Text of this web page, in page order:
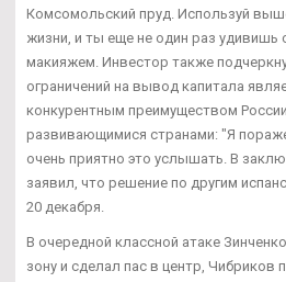
Комсомольский пруд. Используй
жизни, и ты еще не один раз удивишь
макияжем. Инвестор также
ограничений на вывод капитала
конкурентным преимуществом
развивающимися странами: "Я
очень приятно это услышать. В
заявил, что решение по другим
20 декабря.
В очередной классной атаке
зону и сделал пас в центр, Чибриков